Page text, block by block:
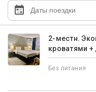
2-местн.
кроватями
Без питания